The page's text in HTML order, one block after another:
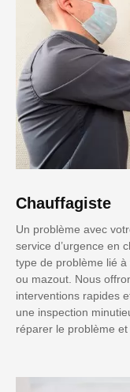
Chauffagiste
Un problème avec
service d’urgence en
type de problème lié
ou mazout. Nous
interventions rapides
une inspection
réparer le problème